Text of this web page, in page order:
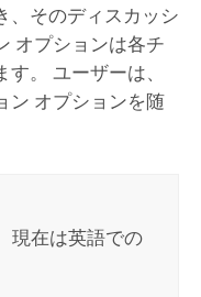
、そのディスカッシ
オプションは各チ
。 ユーザーは、
ン オプションを随
現在は英語での